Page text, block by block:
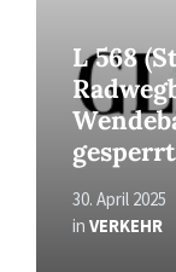
L 568
gesperrt
30. April 2025
in VERKEHR